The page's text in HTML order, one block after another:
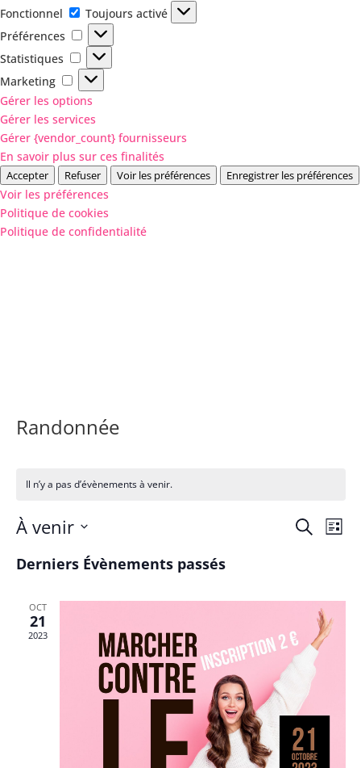
Fonctionnel
Fonctionnel
Toujours activé
Préférences
Préférences
Statistiques
Statistiques
Marketing
Marketing
Gérer les options
Gérer les services
Gérer {vendor_count} fournisseurs
En savoir plus sur ces finalités
Accepter Refuser Voir les préférences Enregistrer les préférences
Voir les préférences
Politique de cookies
Politique de confidentialité
Randonnée
Il n’y a pas d’évènements à venir.
vues
Recherche
de
Liste
À venir
une
Derniers Évènements passés
OCT
21
2023